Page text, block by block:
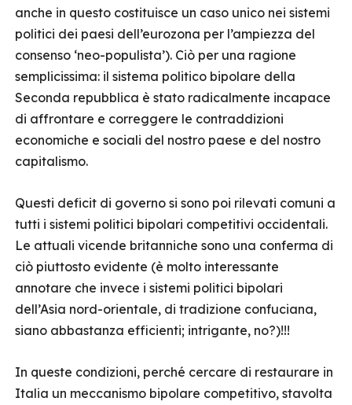
anche in questo costituisce un caso unico nei sistemi
politici dei paesi dell’eurozona per l’ampiezza del
consenso ‘neo-populista’). Ciò per una ragione
semplicissima: il sistema politico bipolare della
Seconda repubblica è stato radicalmente incapace
di affrontare e correggere le contraddizioni
economiche e sociali del nostro paese e del nostro
capitalismo.
Questi deficit di governo si sono poi rilevati comuni a
tutti i sistemi politici bipolari competitivi occidentali.
Le attuali vicende britanniche sono una conferma di
ciò piuttosto evidente (è molto interessante
annotare che invece i sistemi politici bipolari
dell’Asia nord-orientale, di tradizione confuciana,
siano abbastanza efficienti; intrigante, no?)!!!
In queste condizioni, perché cercare di restaurare in
Italia un meccanismo bipolare competitivo, stavolta